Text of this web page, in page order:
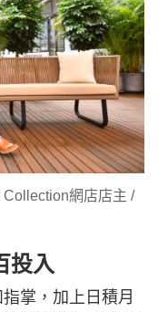
網店店主 /
投入
掌，加上日積月